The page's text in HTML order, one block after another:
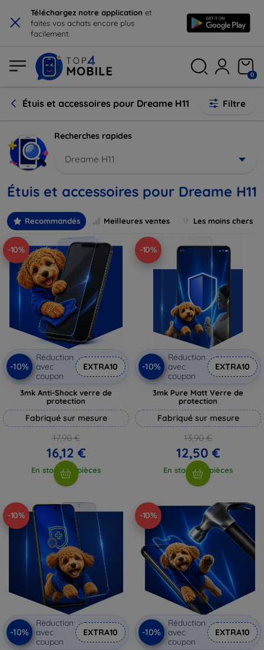
× Téléchargez notre application et
faites vos achats encore plus
facilement.
0
Étuis et accessoires pour Dreame H11 Filtre
Recherches rapides
Dreame H11
Étuis et accessoires pour Dreame H11
Recommandés Meilleures ventes Les moins chers
-10%
-10%
Réduction
avec
coupon
EXTRA10
3mk Anti-Shock verre de
protection
Fabriqué sur mesure
17,90 €
16,12 €
En stock > 5 pièces
-10%
-10%
Réduction
avec
coupon
EXTRA10
3mk Pure Matt Verre de
protection
Fabriqué sur mesure
13,90 €
12,50 €
En stock > 5 pièces
-10%
-10%
Réduction
avec
coupon
EXTRA10
-10%
-10%
Réduction
avec
coupon
EXTRA10